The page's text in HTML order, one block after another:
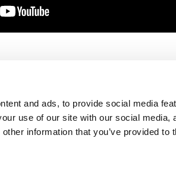
and ads, to provide social media
use of our site with our social media,
information that you’ve provided to
我们可为任何货物加固问题定制解决方案